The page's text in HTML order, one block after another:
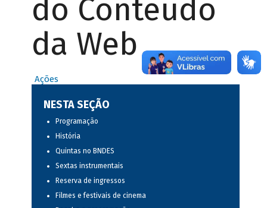
do Conteúdo
da Web
Ações
NESTA SEÇÃO
Programação
História
Quintas no BNDES
Sextas instrumentais
Reserva de ingressos
Filmes e festivais de cinema